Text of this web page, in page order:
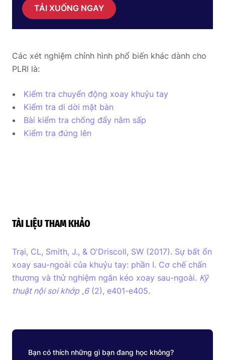
TẢI XUỐNG NGAY
Các xét nghiệm chỉnh hình phổ biến khác dành cho
PLRI là:
Kiểm tra chuyển động xoay khuỷu tay
Kiểm tra di dời mặt bàn
Bài kiểm tra chống đẩy nằm sấp
Kiểm tra đứng lên
TÀI LIỆU THAM KHẢO
Trại, CL, Smith, J., & O'Driscoll, SW (2017). Sự bất ổn
xoay sau-ngoài của khuỷu tay: phần I. Cơ chế chấn
thương và thử nghiệm ngăn kéo xoay sau-ngoài. Kỹ
thuật nội soi khớp,6(2), e401-e405.
Bạn có thích những gì bạn đang học không?